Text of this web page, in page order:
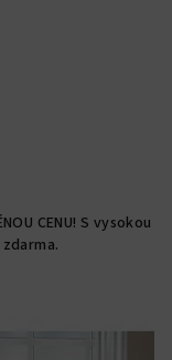
CENU! S vysokou